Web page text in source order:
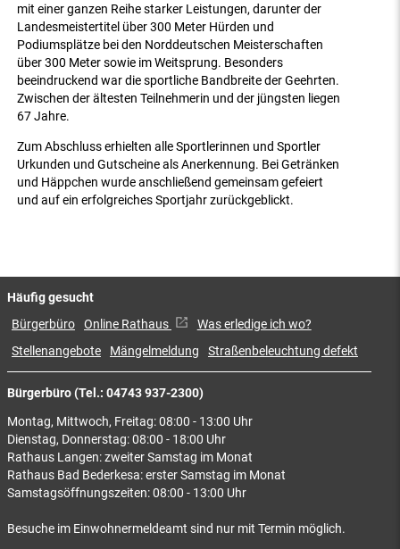
mit einer ganzen Reihe starker Leistungen, darunter der
Landesmeistertitel über 300 Meter Hürden und
Podiumsplätze bei den Norddeutschen Meisterschaften
über 300 Meter sowie im Weitsprung. Besonders
beeindruckend war die sportliche Bandbreite der Geehrten.
Zwischen der ältesten Teilnehmerin und der jüngsten liegen
67 Jahre.
Zum Abschluss erhielten alle Sportlerinnen und Sportler
Urkunden und Gutscheine als Anerkennung. Bei Getränken
und Häppchen wurde anschließend gemeinsam gefeiert
und auf ein erfolgreiches Sportjahr zurückgeblickt.
Bürgerbüro (Tel.: 04743 937-2300)
Montag, Mittwoch, Freitag: 08:00 - 13:00 Uhr
Dienstag, Donnerstag: 08:00 - 18:00 Uhr
Rathaus Langen: zweiter Samstag im Monat
Rathaus Bad Bederkesa: erster Samstag im Monat
Samstagsöffnungszeiten: 08:00 - 13:00 Uhr
Besuche im Einwohnermeldeamt sind nur mit Termin möglich.
Häufig gesucht
Bürgerbüro Online Rathaus
Was erledige ich wo?
Stellenangebote
Mängelmeldung Straßenbeleuchtung defekt